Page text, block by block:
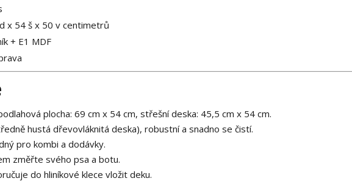
x 54 š x 50 v centimetrů
+ E1 MDF
plocha: 69 cm x 54 cm, střešní deska: 45,5 cm x 54 cm.
hustá dřevovláknitá deska), robustní a snadno se čistí.
pro kombi a dodávky.
změřte svého psa a botu.
do hliníkové klece vložit deku.